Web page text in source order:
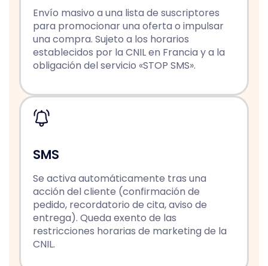
Envío masivo a una lista de suscriptores
para promocionar una oferta o impulsar
una compra. Sujeto a los horarios
establecidos por la CNIL en Francia y a la
obligación del servicio «STOP SMS».
SMS
Se activa automáticamente tras una
acción del cliente (confirmación de
pedido, recordatorio de cita, aviso de
entrega). Queda exento de las
restricciones horarias de marketing de la
CNIL.